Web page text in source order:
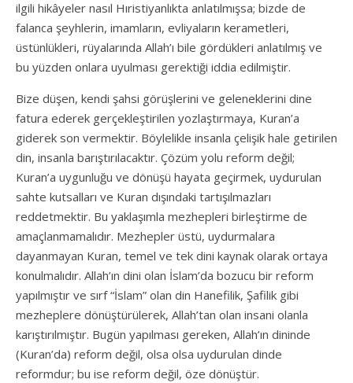
ilgili hikâyeler nasıl Hıristiyanlıkta anlatılmışsa; bizde de
falanca şeyhlerin, imamların, evliyaların kerametleri,
üstünlükleri, rüyalarında Allah’ı bile gördükleri anlatılmış ve
bu yüzden onlara uyulması gerektiği iddia edilmiştir.
Bize düşen, kendi şahsi görüşlerini ve geleneklerini dine
fatura ederek gerçekleştirilen yozlaştırmaya, Kuran’a
giderek son vermektir. Böylelikle insanla çelişik hale getirilen
din, insanla barıştırılacaktır. Çözüm yolu reform değil;
Kuran’a uygunluğu ve dönüşü hayata geçirmek, uydurulan
sahte kutsalları ve Kuran dışındaki tartışılmazları
reddetmektir. Bu yaklaşımla mezhepleri birleştirme de
amaçlanmamalıdır. Mezhepler üstü, uydurmalara
dayanmayan Kuran, temel ve tek dini kaynak olarak ortaya
konulmalıdır. Allah’ın dini olan İslam’da bozucu bir reform
yapılmıştır ve sırf “İslam” olan din Hanefilik, Şafilik gibi
mezheplere dönüştürülerek, Allah’tan olan insani olanla
karıştırılmıştır. Bugün yapılması gereken, Allah’ın dininde
(Kuran’da) reform değil, olsa olsa uydurulan dinde
reformdur; bu ise reform değil, öze dönüştür.